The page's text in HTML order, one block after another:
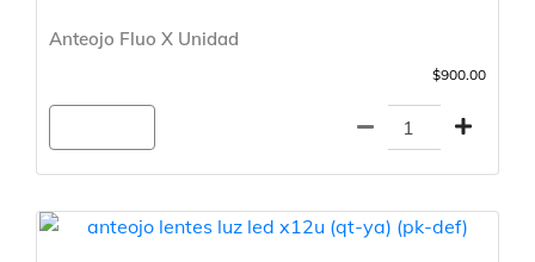
Anteojo Fluo X Unidad
$900.00